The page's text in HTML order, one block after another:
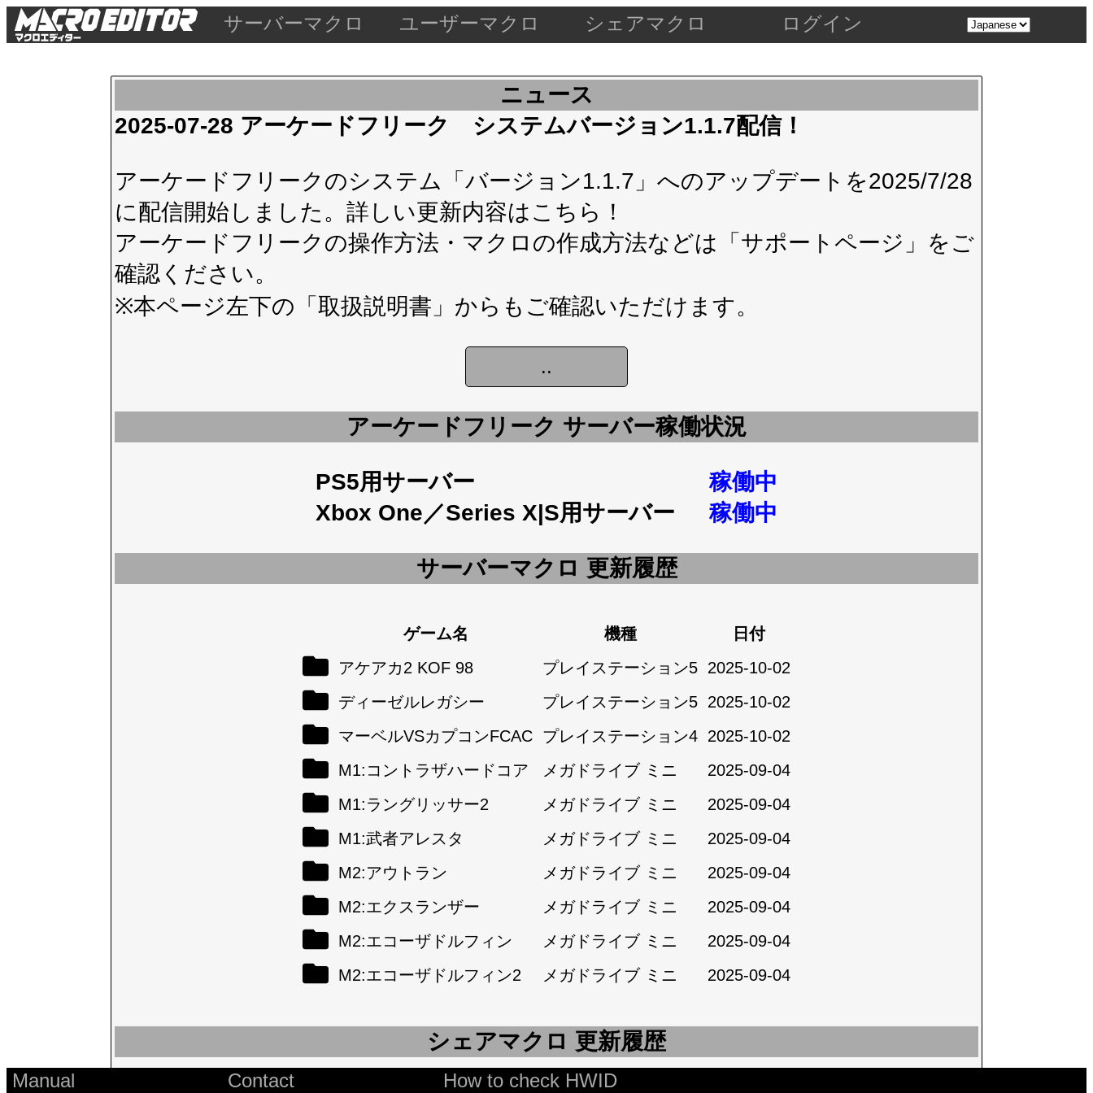
サーバーマクロ ユーザーマクロ シェアマクロ ログイン
ニュース
2025-07-28 アーケードフリーク システムバージョン1.1.7配信！
アーケードフリークのシステム「バージョン1.1.7」へのアップデートを2025/7/28
に配信開始しました。詳しい更新内容はこちら！
アーケードフリークの操作方法・マクロの作成方法などは 「サポートページ」 をご
確認ください。
※本ページ左下の 「取扱説明書」 からもご確認いただけます。
アーケードフリーク サーバー稼働状況
PS5用サーバー
稼働中
Xbox One／Series X|S用サーバー
稼働中
サーバーマクロ 更新履歴
ゲーム名 機種
日付
アケアカ2 KOF 98
プレイステーション5 2025-10-02
ディーゼルレガシー
プレイステーション5 2025-10-02
マーベルVSカプコンFCAC プレイステーション4 2025-10-02
M1:コントラザハードコア
メガドライブ ミニ
2025-09-04
M1:ラングリッサー2
メガドライブ ミニ
2025-09-04
M1:武者アレスタ
メガドライブ ミニ
2025-09-04
M2:アウトラン
メガドライブ ミニ
2025-09-04
M2:エクスランザー
メガドライブ ミニ
2025-09-04
M2:エコーザドルフィン
メガドライブ ミニ
2025-09-04
M2:エコーザドルフィン2
メガドライブ ミニ 2025-09-04
シェアマクロ 更新履歴
Manual Contact How to check HWID